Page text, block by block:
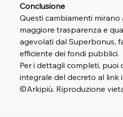
Conclusione
Questi cambiamenti mirano
maggiore trasparenza e
agevolati dal Superbonus,
efficiente dei fondi pubblici.
Per i dettagli completi, puoi
integrale del decreto al link
©Arkipiù. Riproduzione